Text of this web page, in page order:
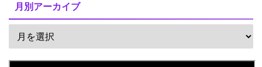
月別アーカイブ